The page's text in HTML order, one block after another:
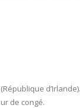
de congé.